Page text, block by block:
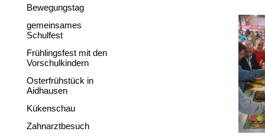
Bewegungstag
gemeinsames
Schulfest
Frühlingsfest mit den
Vorschulkindern
Osterfrühstück in
Aidhausen
Kükenschau
Zahnarztbesuch